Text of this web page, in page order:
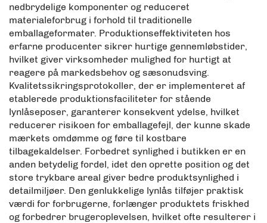
nedbrydelige komponenter og reduceret
materialeforbrug i forhold til traditionelle
emballageformater. Produktionseffektiviteten hos
erfarne producenter sikrer hurtige gennemløbstider,
hvilket giver virksomheder mulighed for hurtigt at
reagere på markedsbehov og sæsonudsving.
Kvalitetssikringsprotokoller, der er implementeret af
etablerede produktionsfaciliteter for stående
lynlåseposer, garanterer konsekvent ydelse, hvilket
reducerer risikoen for emballagefejl, der kunne skade
mærkets omdømme og føre til kostbare
tilbagekaldelser. Forbedret synlighed i butikken er en
anden betydelig fordel, idet den oprette position og det
store trykbare areal giver bedre produktsynlighed i
detailmiljøer. Den genlukkelige lynlås tilføjer praktisk
værdi for forbrugerne, forlænger produktets friskhed
og forbedrer brugeroplevelsen, hvilket ofte resulterer i